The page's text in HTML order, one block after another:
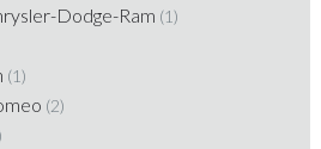
Dodge-Ram (1)
(1)
(2)